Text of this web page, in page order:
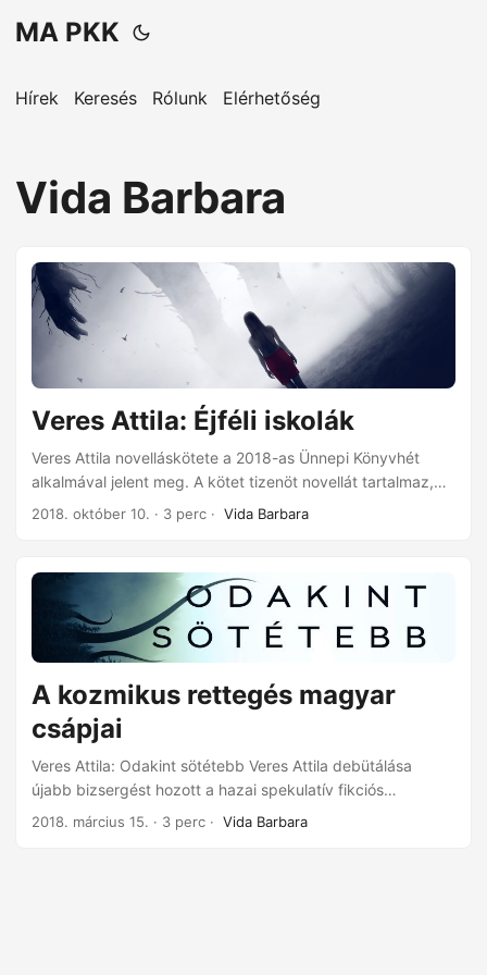
MA PKK
Hírek Keresés Rólunk Elérhetőség
Vida Barbara
Veres Attila: Éjféli iskolák
Veres Attila novelláskötete a 2018-as Ünnepi Könyvhét
alkalmával jelent meg. A kötet tizenöt novellát tartalmaz,
melyek mindegyikét a weird irodalom szeleteiként érdemes
Nulla óra nulla perc. A kötet végén Veres Neil Gaimanhoz
hasonlóan a novellák keletkezésének háttértörténeteiről is
beszámol az arra kíváncsi rajongók számára. A Pornó éjfél
után az első a sorban, bár mind közül a legrégebben
2018. október 10. · 3 perc · Vida Barbara
A kozmikus rettegés magyar
csápjai
Veres Attila: Odakint sötétebb Veres Attila debütálása
újabb bizsergést hozott a hazai spekulatív fikciós
irodalomba. Veres stílusa leginkább a fanyar humorban és
2018. március 15. · 3 perc · Vida Barbara